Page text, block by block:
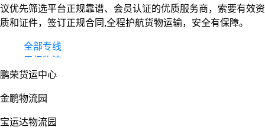
议优先筛选平台正规靠谱、会员认证的优质服务商，索要有效资
质和证件，签订正规合同,全程护航货物运输，安全有保障。
全部专线
零担物流
整车货运
鹏荣货运中心
金鹏物流园
宝运达物流园